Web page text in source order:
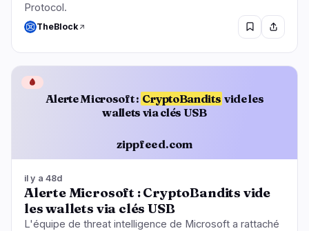
Protocol.
TheBlock
Alerte Microsoft : CryptoBandits vide les
wallets via clés USB
zippfeed.com
🩸
il y a 48d
Alerte Microsoft : CryptoBandits vide
les wallets via clés USB
L'équipe de threat intelligence de Microsoft a rattaché